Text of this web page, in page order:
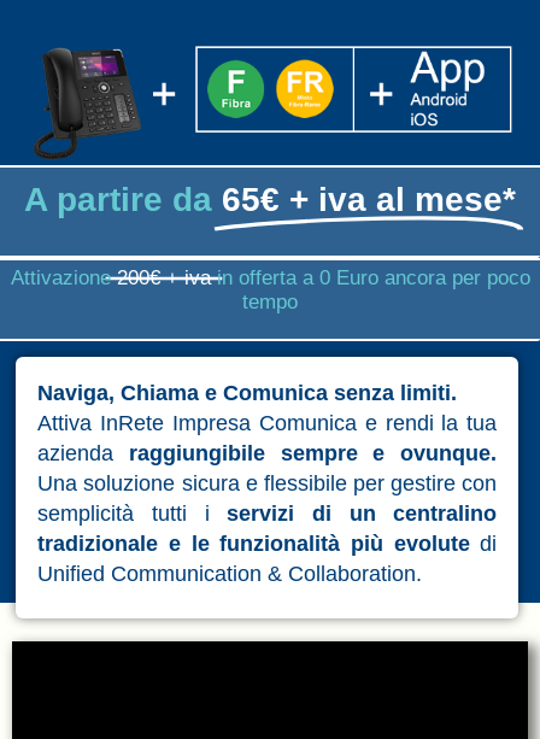
A partire da 65€ + iva al mese*
Attivazione 200€ + iva in offerta a 0 Euro ancora per poco
tempo
Naviga, Chiama e Comunica senza limiti.
Attiva InRete Impresa Comunica e rendi la tua
azienda raggiungibile sempree ovunque.
Una soluzione sicura e flessibile per gestire con
semplicità tutti iservizi di un centralino
tradizionale e le funzionalità più evolutedi
Unified Communication & Collaboration.